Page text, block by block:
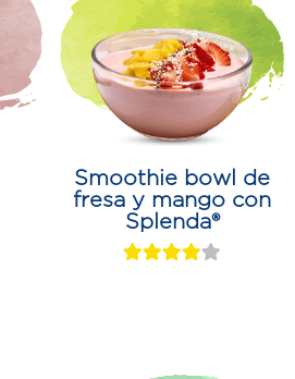
Smoothie bowl de
fresa y mango con
Splenda®